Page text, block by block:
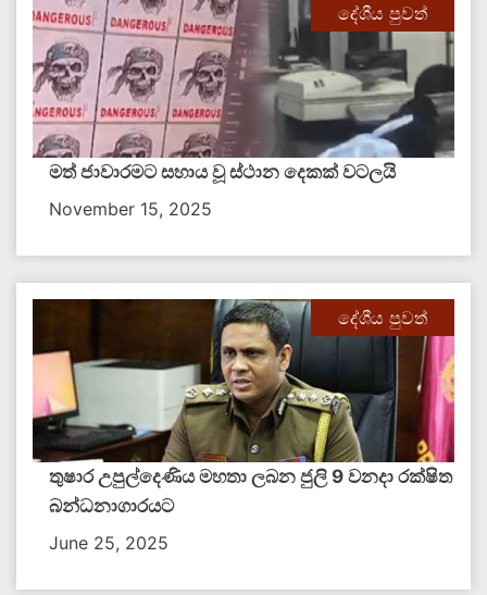
දේශීය පුවත්
මත් ජාවාරමට සහාය වූ ස්ථාන දෙකක් වටලයි
November 15, 2025
දේශීය පුවත්
තුෂාර උපුල්දෙණිය මහතා ලබන ජුලි 9 වනදා රක්ෂිත
බන්ධනාගාරයට
June 25, 2025